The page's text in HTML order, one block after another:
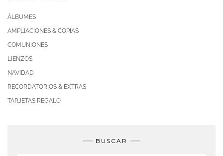
ÁLBUMES
AMPLIACIONES & COPIAS
COMUNIONES
LIENZOS
NAVIDAD
RECORDATORIOS & EXTRAS
TARJETAS REGALO
BUSCAR